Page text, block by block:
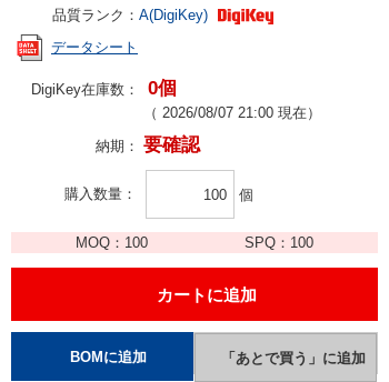
品質ランク： A(DigiKey)
データシート
DigiKey在庫数： 0個
（ 2026/08/07 21:00 現在）
納期： 要確認
購入数量 個
MOQ： 100 SPQ： 100